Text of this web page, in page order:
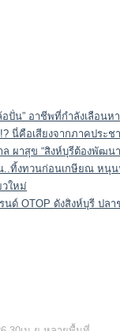
ปั่น” อาชีพที่กำลังเลือนห
นี่คือเสียงจากภาคประช
ล ผาสุข “สิงห์บุรีต้องพัฒน
น..ทิ้งทวนก่อนเกษียณ หนุ
วใหม่
นด์ OTOP ดังสิงห์บุรี ปล